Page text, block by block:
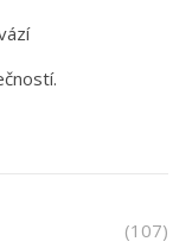
(107)